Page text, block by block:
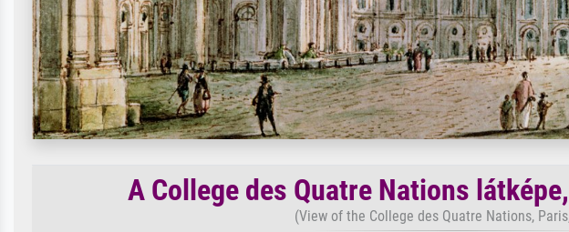
A College des Quatre Nations
(View of the College des Quatre Nations,